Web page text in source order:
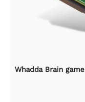
Whadda Brain game